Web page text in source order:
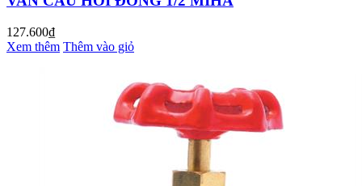
127.600₫
Xem thêm Thêm vào giỏ